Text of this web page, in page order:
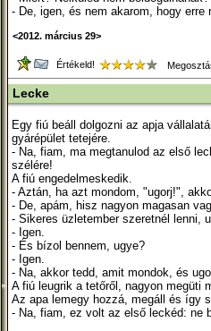
- De, igen, és nem akarom, hogy erre
<2012. március 29>
Értékeld!
Lecke
Egy fiú beáll dolgozni az apja
gyárépület tetejére.
- Na, fiam, ma megtanulod az első
szélére!
A fiú engedelmeskedik.
- Aztán, ha azt mondom, "ugorj!",
- De, apám, hisz nagyon magasan
- Sikeres üzletember szeretnél lenni,
- Igen.
- És bízol bennem, ugye?
- Igen.
- Na, akkor tedd, amit mondok, és
A fiú leugrik a tetőről, nagyon megüti
Az apa lemegy hozzá, megáll és így
- Na, fiam, ez volt az első leckéd: ne